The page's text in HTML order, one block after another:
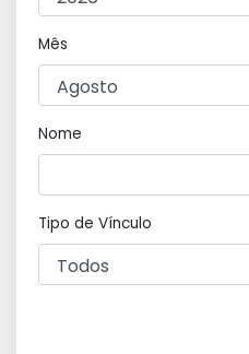
Mês
Nome
Tipo de Vínculo